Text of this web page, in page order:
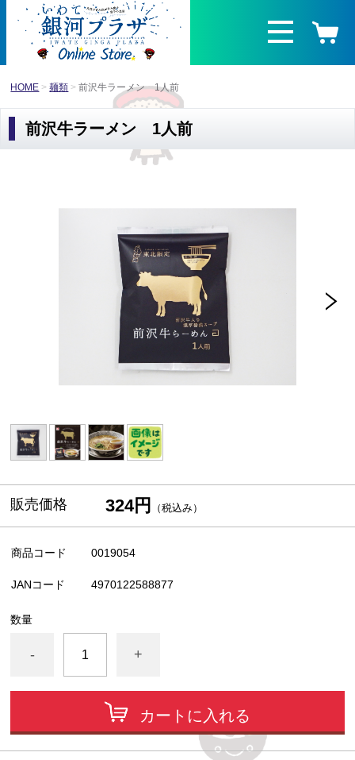
HOME 麺類 前沢牛ラーメン 1人前
前沢牛ラーメン 1人前
販売価格 324円 （税込み）
商品コード 0019054
JANコード 4970122588877
数量
- +
カートに入れる